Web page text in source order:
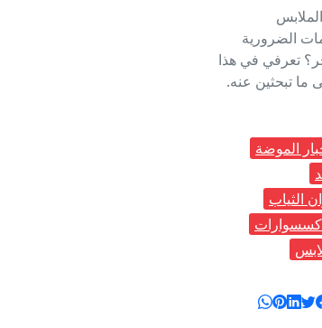
الضرورية
تعرفي في هذا
ما تبحثين عنه.
الموضة
الثياب